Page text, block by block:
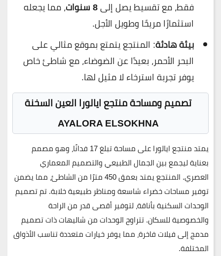
فقط، مع تقسيط يصل إلى8 سنوات
، مما يجعله
استثمارًا مريحًا وطويل الأجل.
بيئة هادئة: المنتجع يتمتع بموقع مثالي على
البحر الأحمر، بعيدًا عن الضوضاء، مع شاطئ خاص
يوفر تجربة استرخاء لا مثيل لها.
تصميم ومساحة منتجع ايالورا العين السخنة
AYALORA ELSOKHNA
يمتدمنتجع ايالوراعلى مساحة تبلغ17 فدانًا
، وهو مصمم
بعناية ليجمع بين الجمال الطبيعي والتصميم المعماري
العصري. المنتجع يمتد بعمق450 مترًا
من الشاطئ، مما يضمن
توفير مساحات خضراء شاسعة ومناظر طبيعية خلابة. تم تصميم
الوحدات السكنية بأناقة، لتوفير أقصى قدر من الراحة
والخصوصية للسكان. تتراوح الوحدات من شاليهات ذات تصميم
مدمج إلى فيلات فاخرة، مما يوفر خيارات متعددة تناسب الأذواق
المختلفة.